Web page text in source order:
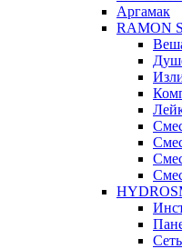
Аргамак
RAMON